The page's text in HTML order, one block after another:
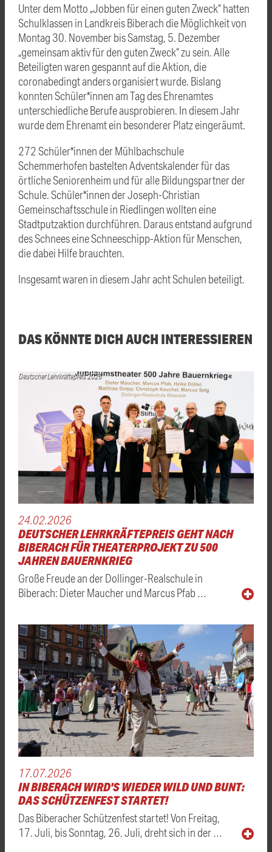
Unter dem Motto „Jobben für einen guten Zweck“ hatten
Schulklassen in Landkreis Biberach die Möglichkeit von
Montag 30. November bis Samstag, 5. Dezember
„gemeinsam aktiv für den guten Zweck“ zu sein. Alle
Beteiligten waren gespannt auf die Aktion, die
coronabedingt anders organisiert wurde. Bislang
konnten Schüler*innen am Tag des Ehrenamtes
unterschiedliche Berufe ausprobieren. In diesem Jahr
wurde dem Ehrenamt ein besonderer Platz eingeräumt.
272 Schüler*innen der Mühlbachschule
Schemmerhofen bastelten Adventskalender für das
örtliche Seniorenheim und für alle Bildungspartner der
Schule. Schüler*innen der Joseph-Christian
Gemeinschaftsschule in Riedlingen wollten eine
Stadtputzaktion durchführen. Daraus entstand aufgrund
des Schnees eine Schneeschipp-Aktion für Menschen,
die dabei Hilfe brauchten.
Insgesamt waren in diesem Jahr acht Schulen beteiligt.
DAS KÖNNTE DICH AUCH INTERESSIEREN
Deutscher Lehrkräftepreis 2026
24.02.2026
DEUTSCHER LEHRKRÄFTEPREIS GEHT NACH
BIBERACH FÜR THEATERPROJEKT ZU 500
JAHREN BAUERNKRIEG
Große Freude an der Dollinger-Realschule in
Biberach: Dieter Maucher und Marcus Pfab …
17.07.2026
IN BIBERACH WIRD'S WIEDER WILD UND BUNT:
DAS SCHÜTZENFEST STARTET!
Das Biberacher Schützenfest startet! Von Freitag,
17. Juli, bis Sonntag, 26. Juli, dreht sich in der …